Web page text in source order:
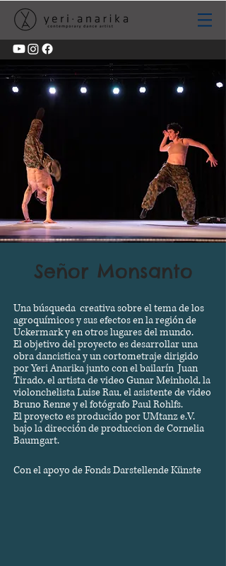
Señor Monsanto
Unabúsqueda creativa sobre el tema de los
agroquímicos y sus efectos en la región de
Uckermark y en otros lugares del mundo.
El objetivo del proyecto es desarrollar una
obra dancistica y un cortometraje dirigido
por Yeri Anarika junto con el bailarín Juan
Tirado, el artista de video Gunar Meinhold, la
violonchelista Luise Rau, el asistente de video
Bruno Renne y el fotógrafo Paul Rohlfs.
El proyecto es producido por UMtanz e.V.
bajo ladirecciónde produccion de Cornelia
Baumgart.
Con el apoyo de Fonds Darstellende Künste